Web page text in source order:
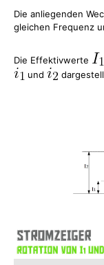
Die anliegenden
gleichen Frequenz
Die Effektivwerte
und